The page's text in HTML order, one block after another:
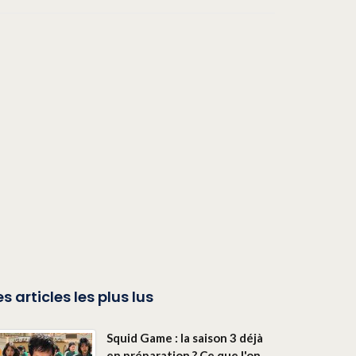
articles les plus lus
Squid Game : la saison 3 déjà